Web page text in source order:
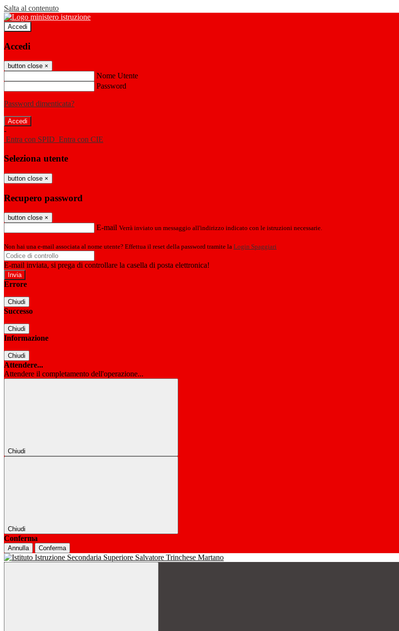
Salta al contenuto
Accedi
Accedi
button close ×
Nome Utente
Password
Password dimenticata?
-
Entra con SPID Entra con CIE
Seleziona utente
button close ×
Recupero password
button close ×
E-mail Verrà inviato un messaggio all'indirizzo indicato con le istruzioni necessarie.
Non hai una e-mail associata al nome utente? Effettua il reset della password tramite la Login Spaggiari
E-mail inviata, si prega di controllare la casella di posta elettronica!
Errore
Chiudi
Successo
Chiudi
Informazione
Chiudi
Attendere...
Attendere il completamento dell'operazione...
Chiudi
Chiudi
Conferma
Annulla Conferma